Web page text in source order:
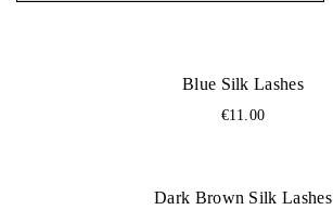
Blue Silk Lashes
€11.00
Dark Brown Silk Lashes